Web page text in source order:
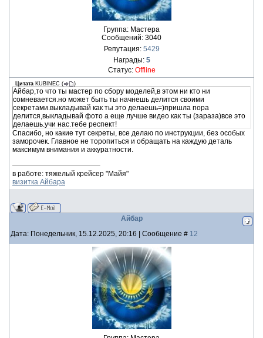
Группа: Мастера
Сообщений: 3040
Репутация: 5429
Награды: 5
Статус: Offline
Цитата KUBINEC ( )
Айбар,то что ты мастер по сбору моделей,в этом ни кто ни
сомневается.но может быть ты начнешь делится своими
секретами.выкладывай как ты это делаешь=)пришла пора
делится,выкладывай фото а еще лучше видео как ты (зараза)все это
делаешь.учи нас.тебе респект!
Спасибо, но какие тут секреты, все делаю по инструкции, без особых
заморочек. Главное не торопиться и обращать на каждую деталь
максимум внимания и аккуратности.
в работе: тяжелый крейсер "Майя"
визитка Айбара
Айбар
Дата: Понедельник, 15.12.2025, 20:16 | Сообщение # 12